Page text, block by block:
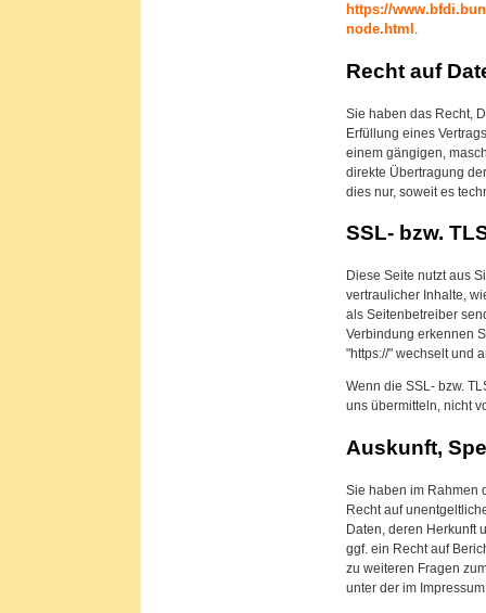
https://
node.html .
Recht auf
Sie haben das Recht,
Erfüllung eines
einem gängigen,
direkte Übertragung
dies nur, soweit es
SSL- bzw.
Diese Seite nutzt aus
vertraulicher Inhalte,
als Seitenbetreiber
Verbindung erkennen
"https://" wechselt und
Wenn die SSL- bzw.
uns übermitteln, nicht
Auskunft,
Sie haben im Rahmen
Recht auf
Daten, deren Herkunft
ggf. ein Recht auf
zu weiteren Fragen
unter der im